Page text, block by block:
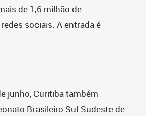
de 1,6 milhão de
sociais. A entrada é
junho, Curitiba também
Brasileiro Sul-Sudeste de